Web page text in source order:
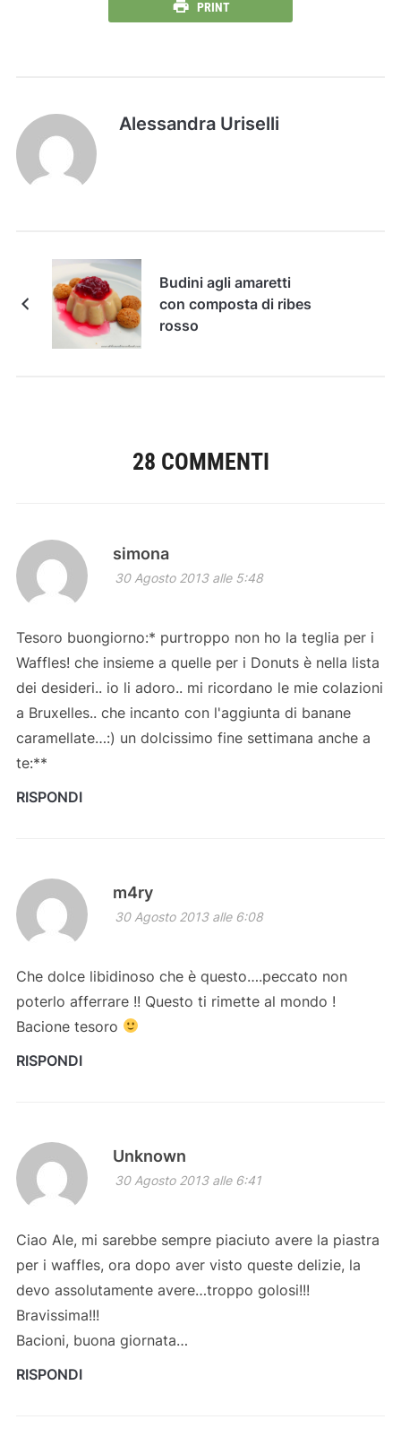
PRINT
Alessandra Uriselli
Budini agli amaretti
con composta di ribes
rosso
28 COMMENTI
simona
30 Agosto 2013 alle 5:48
Tesoro buongiorno:* purtroppo non ho la teglia per i
Waffles! che insieme a quelle per i Donuts è nella lista
dei desideri.. io li adoro.. mi ricordano le mie colazioni
a Bruxelles.. che incanto con l'aggiunta di banane
caramellate…:) un dolcissimo fine settimana anche a
te:**
RISPONDI
m4ry
30 Agosto 2013 alle 6:08
Che dolce libidinoso che è questo….peccato non
poterlo afferrare !! Questo ti rimette al mondo !
Bacione tesoro
RISPONDI
Unknown
30 Agosto 2013 alle 6:41
Ciao Ale, mi sarebbe sempre piaciuto avere la piastra
per i waffles, ora dopo aver visto queste delizie, la
devo assolutamente avere…troppo golosi!!!
Bravissima!!!
Bacioni, buona giornata…
RISPONDI